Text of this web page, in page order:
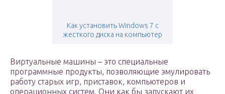
Как установить Windows 7 с
жесткого диска на компьютер
Виртуальные машины – это специальные
программные продукты, позволяющие эмулировать
работу старых игр, приставок, компьютеров и
операционных систем. Они как бы запускают их